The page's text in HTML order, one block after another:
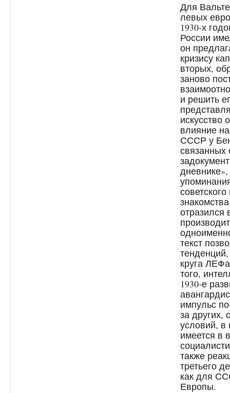
Для
левых
1930-х
России
он
кризису
вторых,
заново
и решить
искусство
влияние
СССР у
связанных
отразился
текст
круга
того,
1930-е
импульс
за других,
условий, в
имеется в
также
третьего
как для
Европы.